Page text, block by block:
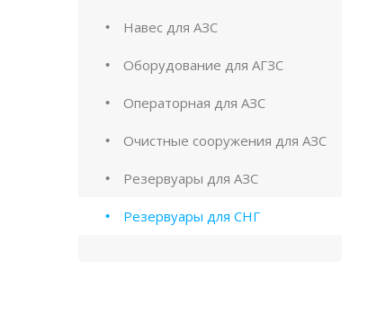
Навес для АЗС
Оборудование для АГЗС
Операторная для АЗС
Очистные сооружения для АЗС
Резервуары для АЗС
Резервуары для СНГ